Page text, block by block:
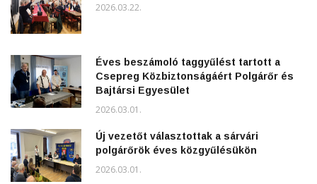
2026.03.22.
Éves beszámoló taggyűlést tartott a
Csepreg Közbiztonságáért Polgárőr és
Bajtársi Egyesület
2026.03.01.
Új vezetőt választottak a sárvári
polgárőrök éves közgyűlésükön
2026.03.01.